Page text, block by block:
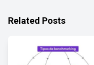
Related Posts